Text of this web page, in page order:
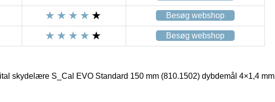
Besøg webshop
Besøg webshop
skydelære S_Cal EVO Standard 150 mm (810.1502) dybdemål 4×1,4 mm